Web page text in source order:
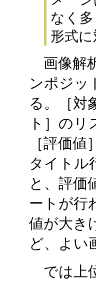
なく
形式に
画像解
ンポジッ
る。［対
ト］のリ
［評価
タイトル
と、評価
ートが行
値が大き
ど、よい
では上